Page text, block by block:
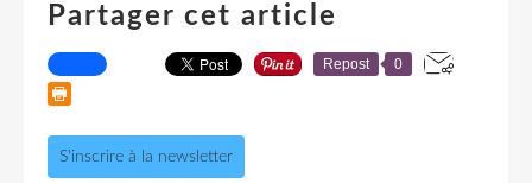
Partager cet article
Repost 0
S'inscrire à la newsletter